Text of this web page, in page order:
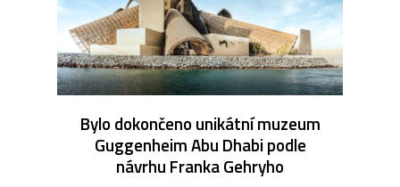
Bylo dokončeno unikátní muzeum
Guggenheim Abu Dhabi podle
návrhu Franka Gehryho